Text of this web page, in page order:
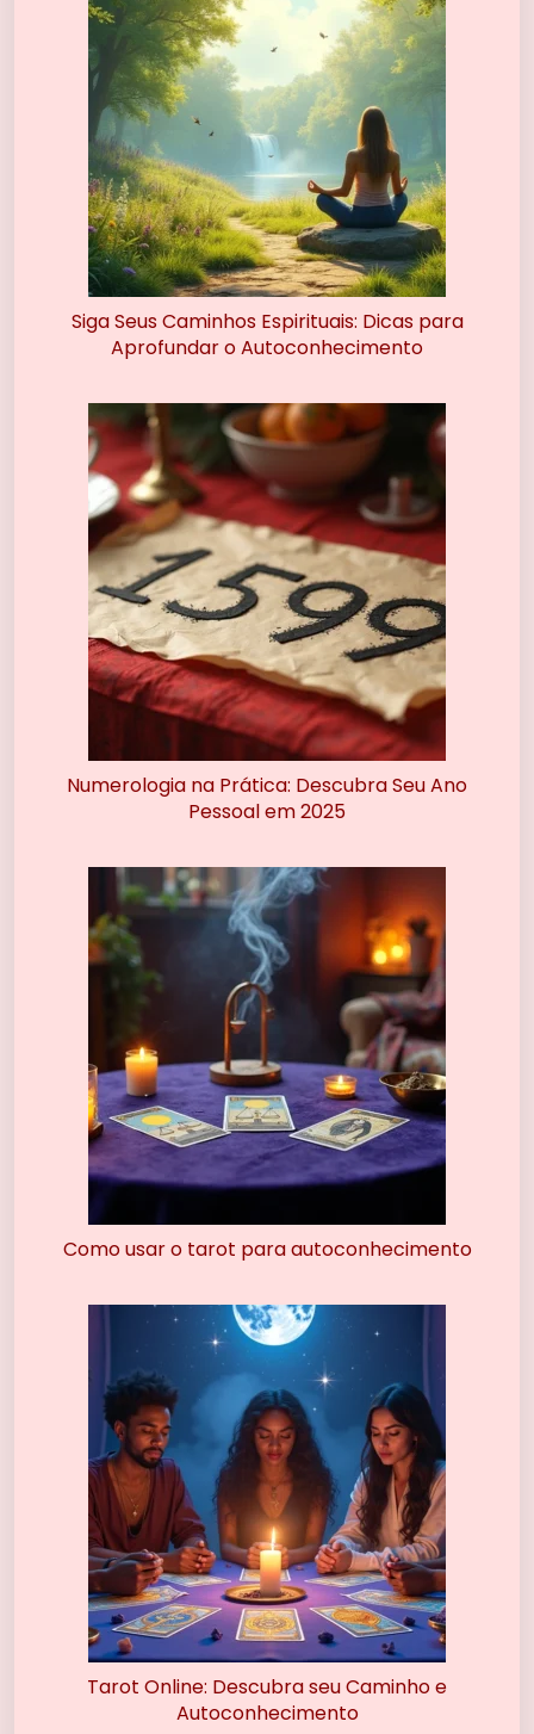
Siga Seus Caminhos Espirituais: Dicas para
Aprofundar o Autoconhecimento
Numerologia na Prática: Descubra Seu Ano
Pessoal em 2025
Como usar o tarot para autoconhecimento
Tarot Online: Descubra seu Caminho e
Autoconhecimento